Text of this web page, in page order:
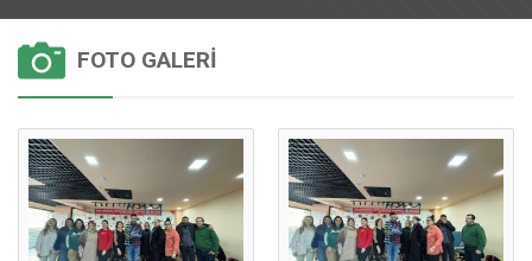
FOTO GALERI